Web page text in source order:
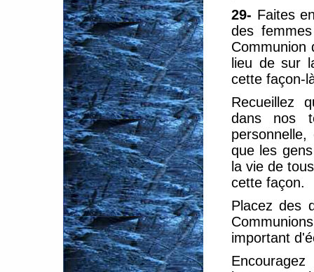
29- Faites
des
Communion
lieu de sur
cette façon-
Recueillez
dans nos
que les
la vie de
cette façon.
Placez des
important